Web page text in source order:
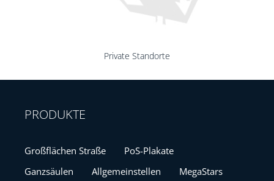
Private Standorte
PRODUKTE
Großflächen Straße
PoS-Plakate
Ganzsäulen
Allgemeinstellen
MegaStars